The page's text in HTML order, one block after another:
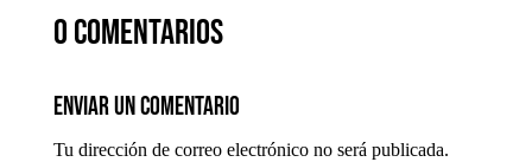
0 comentarios
Enviar un comentario
Tu dirección de correo electrónico no será publicada.